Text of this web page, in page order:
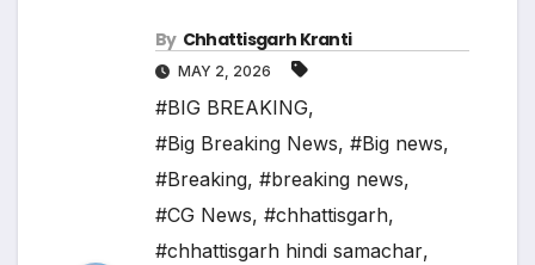
By Chhattisgarh Kranti
MAY 2, 2026
#BIG BREAKING,
#Big Breaking News, #Big news,
#Breaking, #breaking news,
#CG News, #chhattisgarh,
#chhattisgarh hindi samachar,